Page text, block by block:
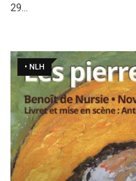
29…
• NLH